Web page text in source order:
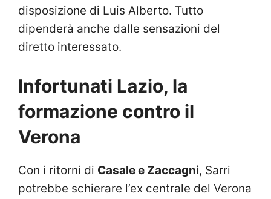
disposizione di Luis Alberto. Tutto
dipenderà anche dalle sensazioni del
diretto interessato.
Infortunati Lazio, la
formazione contro il
Verona
Con i ritorni di Casale e Zaccagni, Sarri
potrebbe schierare l’ex centrale del Verona